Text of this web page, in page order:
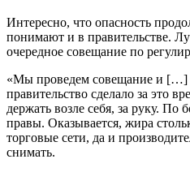
Интересно, что опасность
понимают и в правительстве.
очередное совещание по
«Мы проведем совещание и […]
правительство сделало за это
держать возле себя, за руку. По
правы. Оказывается, жира
торговые сети, да и
снимать.